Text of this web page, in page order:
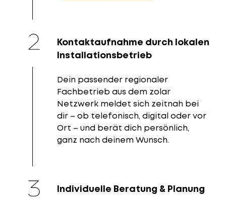
Kontaktaufnahme durch lokalen
Installationsbetrieb
Dein passender regionaler
Fachbetrieb aus dem zolar
Netzwerk meldet sich zeitnah bei
dir – ob telefonisch, digital oder vor
Ort – und berät dich persönlich,
ganz nach deinem Wunsch.
Individuelle Beratung & Planung